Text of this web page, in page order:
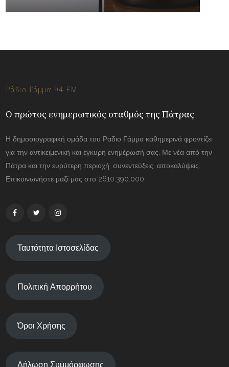
Ράδιο Γάμμα 94 FM
Ο πρώτος ενημερωτικός σταθμός της Πάτρας
Η δημοσιογραφική ομάδα του Ραδιο Γάμμα καθημερινά φροντίζει
για την αντικειμενική και έγκυρη ενημέρωσή σας. Με νέα από την
Πάτρα και την ευρύτερη περιοχή, συνεντεύξεις, αποκαλύψεις.
Επικοινωνήστε μαζί μας στο 2610.390.000
Ταυτότητα Ιστοσελίδας
Πολιτική Απορρήτου
Όροι Χρήσης
Δήλωση Συμμόρφωσης